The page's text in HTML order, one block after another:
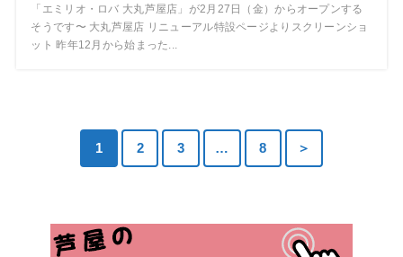
「エミリオ・ロバ 大丸芦屋店」が2月27日（金）からオープンする
そうです〜 大丸芦屋店 リニューアル特設ページよりスクリーンショ
ット 昨年12月から始まった...
1 2 3 … 8 ＞